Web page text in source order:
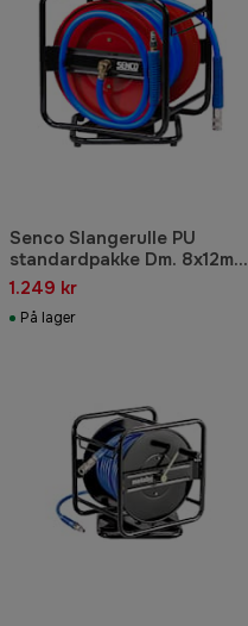
Senco Slangerulle PU
standardpakke Dm. 8x12mm,
30 meter
1.249 kr
På lager